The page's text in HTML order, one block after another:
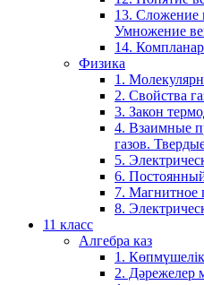
13. Сложение
Умножение
14.
Физика
1.
2. Свойства
3. Закон
4. Взаимные
газов.
5.
6.
7. Магнитное
8.
11 класс
Алгебра каз
1.
2. Дәрежелер